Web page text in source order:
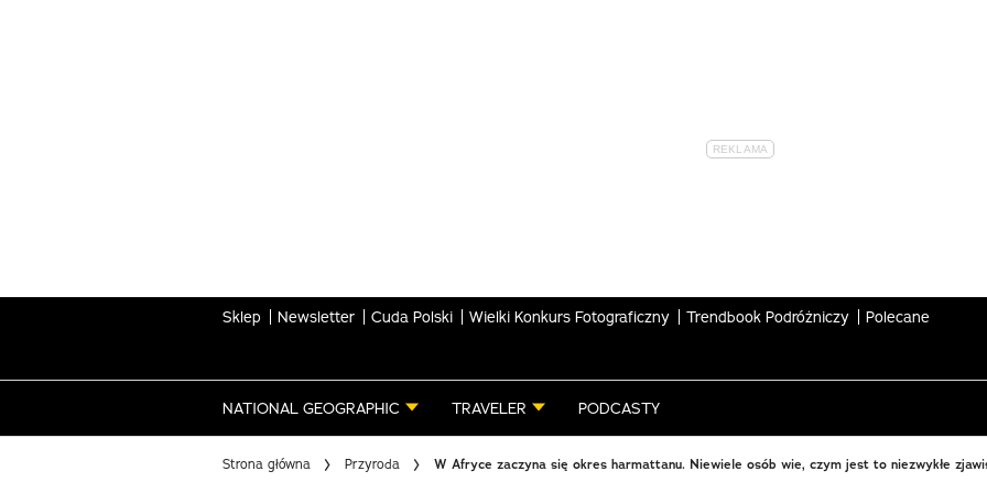
Sklep Newsletter Cuda Polski Wielki Konkurs Fotograficzny Trendbook Podróżniczy Polecane
NATIONAL GEOGRAPHIC TRAVELER PODCASTY
Strona główna Przyroda W Afryce zaczyna się okres harmattanu. Niewiele osób wie, czym jest to niezwykłe